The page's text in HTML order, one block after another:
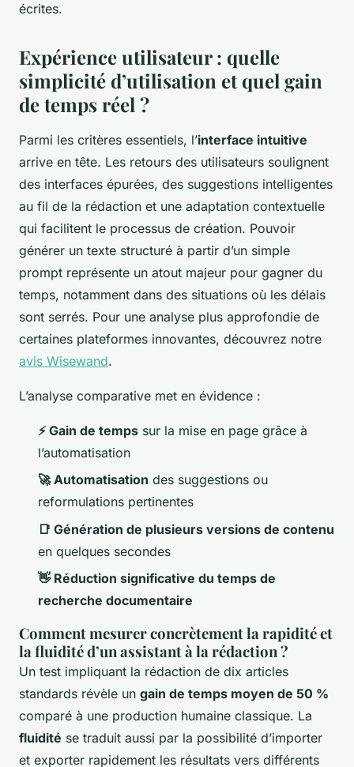
écrites.
Expérience utilisateur : quelle
simplicité d’utilisation et quel gain
de temps réel ?
Parmi les critères essentiels, l’interface intuitive
arrive en tête. Les retours des utilisateurs soulignent
des interfaces épurées, des suggestions intelligentes
au fil de la rédaction et une adaptation contextuelle
qui facilitent le processus de création. Pouvoir
générer un texte structuré à partir d’un simple
prompt représente un atout majeur pour gagner du
temps, notamment dans des situations où les délais
sont serrés. Pour une analyse plus approfondie de
certaines plateformes innovantes, découvrez notre
avis Wisewand.
L’analyse comparative met en évidence :
⚡ Gain de temps sur la mise en page grâce à
l’automatisation
🚀 Automatisation des suggestions ou
reformulations pertinentes
📑 Génération de plusieurs versions de contenu
en quelques secondes
👋 Réduction significative du temps de
recherche documentaire
Comment mesurer concrètement la rapidité et
la fluidité d’un assistant à la rédaction ?
Un test impliquant la rédaction de dix articles
standards révèle un gain de temps moyen de 50 %
comparé à une production humaine classique. La
fluidité se traduit aussi par la possibilité d’importer
et exporter rapidement les résultats vers différents